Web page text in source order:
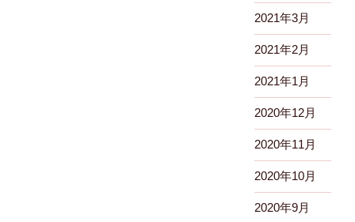
2021年3月
2021年2月
2021年1月
2020年12月
2020年11月
2020年10月
2020年9月